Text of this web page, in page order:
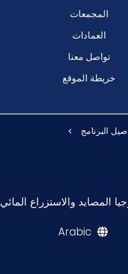
المجمعات
العمادات
تواصل معنا
خريطة الموقع
البرنامج
المصايد والاستزراع المائي
Arabic